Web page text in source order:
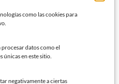
como las cookies para
datos como el
en este sitio.
negativamente a ciertas
de interés
de contacto